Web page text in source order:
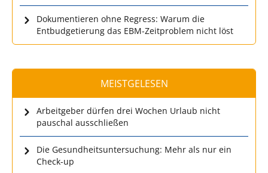
Dokumentieren ohne Regress: Warum die
Entbudgetierung das EBM-Zeitproblem nicht löst
MEISTGELESEN
Arbeitgeber dürfen drei Wochen Urlaub nicht
pauschal ausschließen
Die Gesundheitsuntersuchung: Mehr als nur ein
Check-up